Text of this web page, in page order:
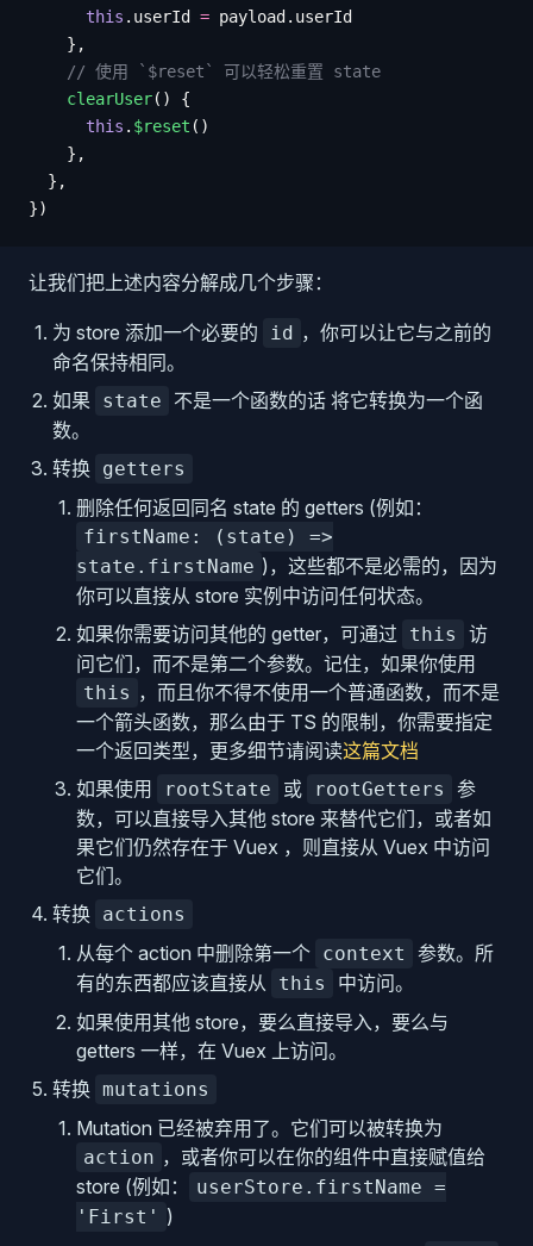
      this
. userId = payload . userId
    },
    // 使用 `$reset` 可以轻松重置 state
    clearUser
() {
      this
. $reset ()
    },
  },
})
让我们把上述内容分解成几个步骤：
为 store 添加一个必要的 id ，你可以让它与之前的
命名保持相同。
如果
state
不是一个函数的话 将它转换为一个函
数。
转换 getters
删除任何返回同名 state 的 getters (例如：
firstName: (state) =>
state.firstName )，这些都不是必需的，因为
你可以直接从 store 实例中访问任何状态。
如果你需要访问其他的 getter，可通过
this
访
问它们，而不是第二个参数。记住，如果你使用
this ，而且你不得不使用一个普通函数，而不是
一个箭头函数，那么由于 TS 的限制，你需要指定
一个返回类型，更多细节请阅读这篇文档
如果使用
rootState 或 rootGetters
参
数，可以直接导入其他 store 来替代它们，或者如
果它们仍然存在于 Vuex ，则直接从 Vuex 中访问
它们。
转换 actions
从每个 action 中删除第一个 context
参数。所
有的东西都应该直接从
this
中访问。
如果使用其他 store，要么直接导入，要么与
getters 一样，在 Vuex 上访问。
转换 mutations
Mutation 已经被弃用了。它们可以被转换为
action ，或者你可以在你的组件中直接赋值给
store (例如：
userStore.firstName =
'First' )